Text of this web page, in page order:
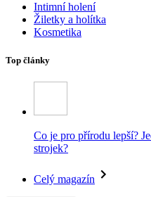
Intimní holení
Žiletky a holítka
Kosmetika
Top články
Co je pro přírodu lepší?
strojek?
Celý magazín